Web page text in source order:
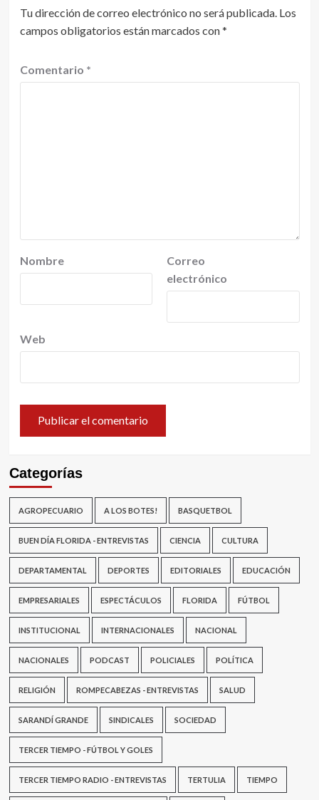
Tu dirección de correo electrónico no será publicada. Los
campos obligatorios están marcados con*
Comentario *
Nombre
Correo
electrónico
Web
Categorías
AGROPECUARIO A LOS BOTES! BASQUETBOL
BUEN DÍA FLORIDA - ENTREVISTAS CIENCIA CULTURA
DEPARTAMENTAL DEPORTES EDITORIALES EDUCACIÓN
EMPRESARIALES ESPECTÁCULOS FLORIDA FÚTBOL
INSTITUCIONAL INTERNACIONALES NACIONAL
NACIONALES PODCAST POLICIALES POLÍTICA
RELIGIÓN ROMPECABEZAS - ENTREVISTAS SALUD
SARANDÍ GRANDE SINDICALES SOCIEDAD
TERCER TIEMPO - FÚTBOL Y GOLES
TERCER TIEMPO RADIO - ENTREVISTAS TERTULIA TIEMPO